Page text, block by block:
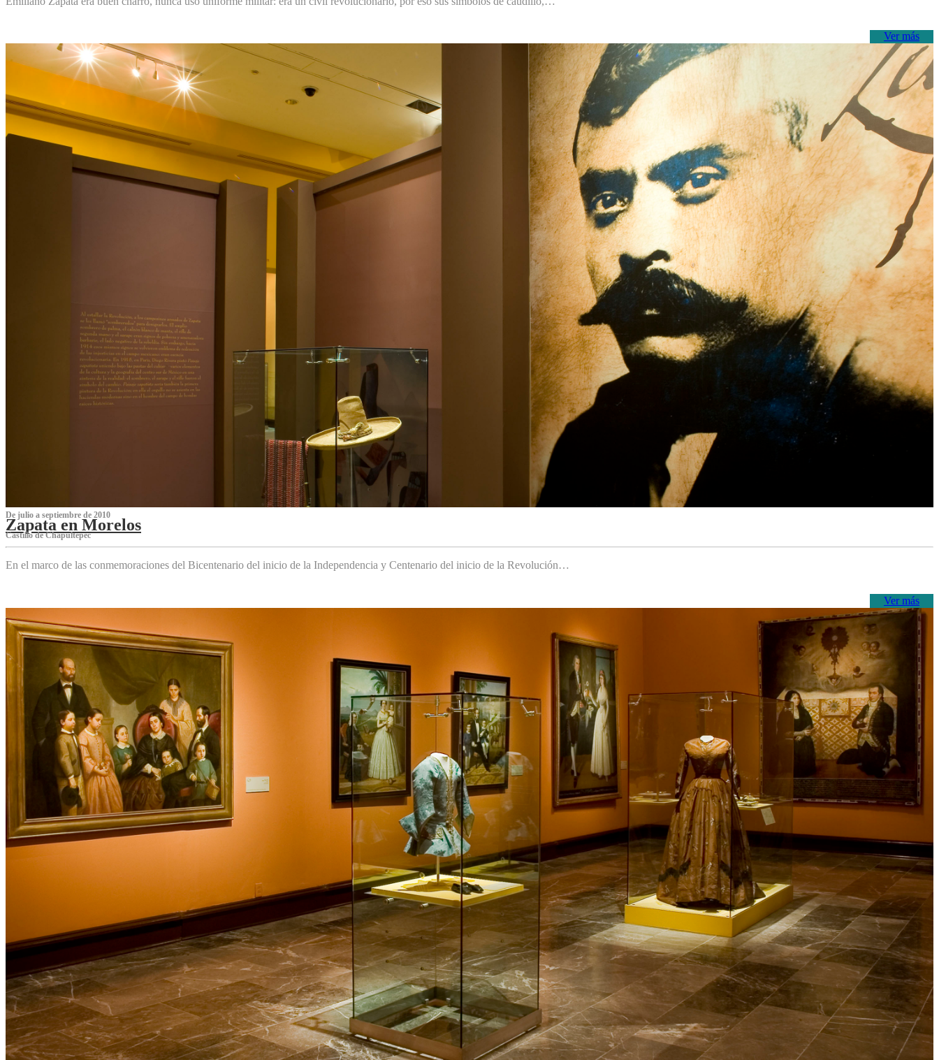
Ver más
De julio a septiembre de 2010
Zapata en Morelos
Castillo de Chapultepec
En el marco de las conmemoraciones del Bicentenario del inicio de la Independencia y Centenario del inicio de la Revolución…
Ver más